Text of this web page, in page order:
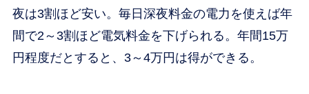
夜は3割ほど安い。毎日深夜料金の電力を使えば年
間で2～3割ほど電気料金を下げられる。年間15万
円程度だとすると、3～4万円は得ができる。